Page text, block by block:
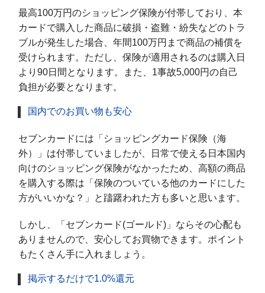
最高100万円のショッピング保険が付帯しており、本
カードで購入した商品に破損・盗難・紛失などのトラ
ブルが発生した場合、年間100万円まで商品の補償を
受けられます。ただし、保険が適用されるのは購入日
より90日間となります。また、1事故5,000円の自己
負担が必要となります。
国内でのお買い物も安心
セブンカードには「ショッピングカード保険（海
外）」は付帯していましたが、日常で使える日本国内
向けのショッピング保険がなかったため、高額の商品
を購入する際は「保険のついている他のカードにした
方がいいかな？」と躊躇われた方も多いと思います。
しかし、「セブンカード(ゴールド)」ならその心配も
ありませんので、安心してお買物できます。ポイント
もたくさん手に入れましょう。
掲示するだけで1.0%還元